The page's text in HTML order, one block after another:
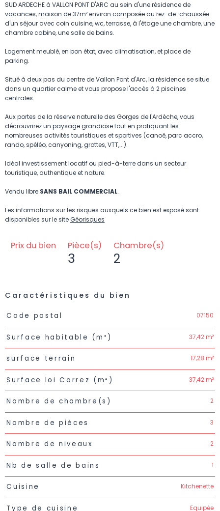
SUD ARDECHE à VALLON PONT D'ARC au sein d'une résidence de
vacances, maison de 37m² environ composée au rez-de-chaussée
d'un séjour avec coin cuisine, wc, terrasse, à l'étage une chambre, une
chambre cabine, une salle de bains.
Logement meublé, en bon état, avec climatisation, et place de
parking.
Situé à deux pas du centre de Vallon Pont d'Arc, la résidence se situe
dans un quartier calme et vous propose l'accès à 2 piscines
centrales.
Aux portes de la réserve naturelle des Gorges de l'Ardèche, vous
décrouvrirez un paysage grandiose tout en pratiquant les
nombreuses activités touristiques et sportives (canoë, parc accro,
rando, spéléo, canyoning, grottes, VTT,...).
Idéal investissement locatif ou pied-à-terre dans un secteur
touristique, authentique et nature.
Vendu libre SANS BAIL COMMERCIAL.
Les informations sur les risques auxquels ce bien est exposé sont
disponibles sur le siteGéorisques
Prix du bien Pièce(s)
3
Chambre(s)
2
Caractéristiques du bien
Caractéristiques Valeurs
Code postal 07150
Surface habitable (m²) 37,42 m²
surface terrain 17,28 m²
Surface loi Carrez (m²) 37,42 m²
Nombre de chambre(s) 2
Nombre de pièces 3
Nombre de niveaux 2
Nb de salle de bains 1
Cuisine Kitchenette
Type de cuisine Equipée